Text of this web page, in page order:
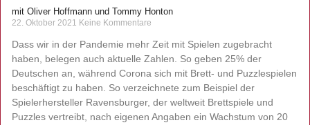
mit Oliver Hoffmann und Tommy Honton
22. Oktober 2021 Keine Kommentare
Dass wir in der Pandemie mehr Zeit mit Spielen zugebracht
haben, belegen auch aktuelle Zahlen. So geben 25% der
Deutschen an, während Corona sich mit Brett- und Puzzlespielen
beschäftigt zu haben. So verzeichnete zum Beispiel der
Spielerhersteller Ravensburger, der weltweit Brettspiele und
Puzzles vertreibt, nach eigenen Angaben ein Wachstum von 20